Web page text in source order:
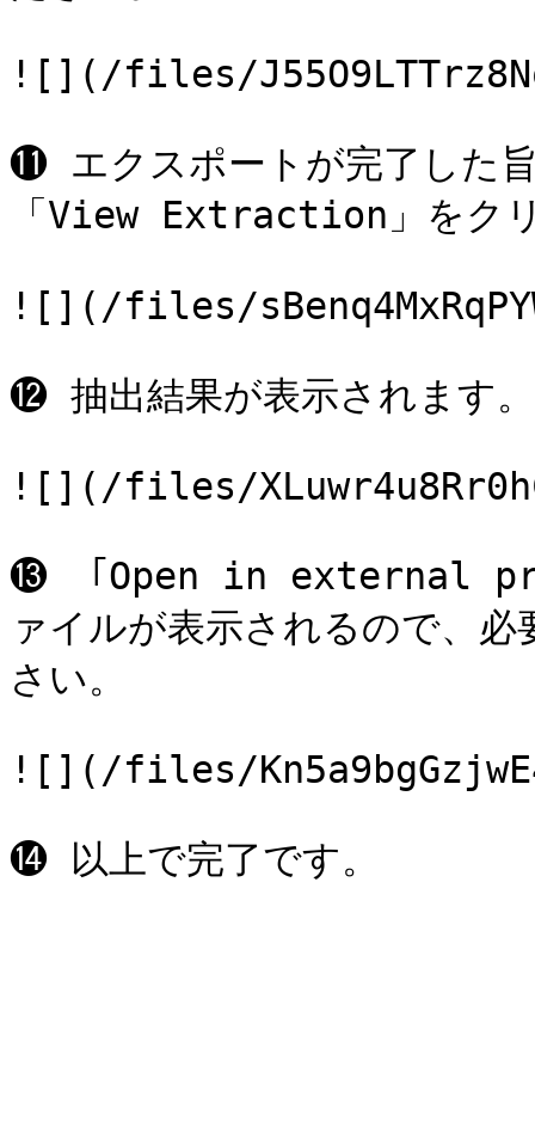
![](/files/
⓫ エクスポートが完了した
「View Extraction」をク
![](/files/
⓬ 抽出結果が表示されます。
![](/files/
⓭ 「Open in external
ァイルが表示されるので、
さい。
![](/files/